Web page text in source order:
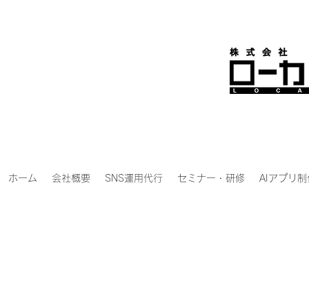
ホーム 会社概要 SNS運用代行 セミナー・研修 AIアプリ制